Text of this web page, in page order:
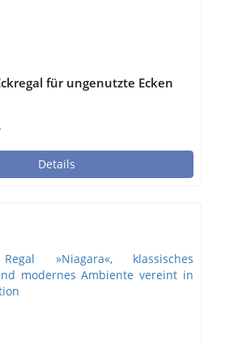
für ungenutzte Ecken
Details